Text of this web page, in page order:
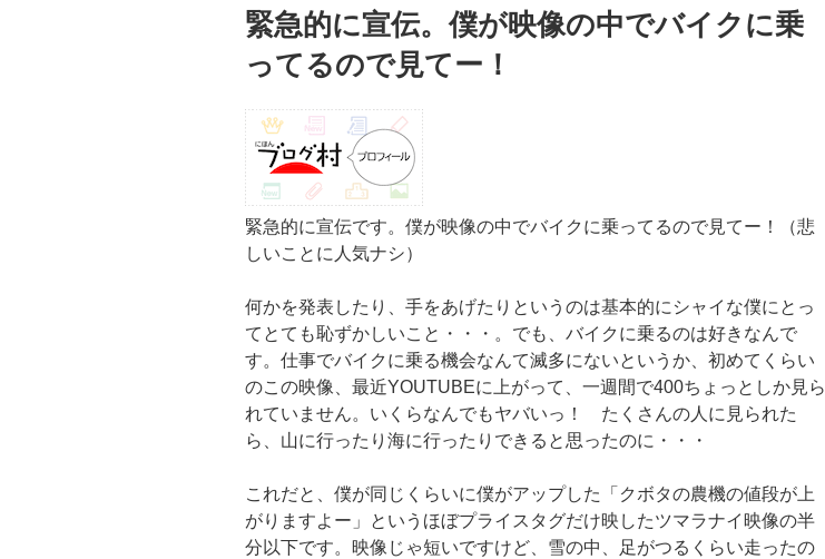
稿
日:
緊急的に宣伝。僕が映像の中でバイクに乗
ってるので見てー！
緊急的に宣伝です。僕が映像の中でバイクに乗ってるので見てー！（悲
しいことに人気ナシ）
何かを発表したり、手をあげたりというのは基本的にシャイな僕にとっ
てとても恥ずかしいこと・・・。でも、バイクに乗るのは好きなんで
す。仕事でバイクに乗る機会なんて滅多にないというか、初めてくらい
のこの映像、最近YOUTUBEに上がって、一週間で400ちょっとしか見ら
れていません。いくらなんでもヤバいっ！ たくさんの人に見られた
ら、山に行ったり海に行ったりできると思ったのに・・・
これだと、僕が同じくらいに僕がアップした「クボタの農機の値段が上
がりますよー」というほぼプライスタグだけ映したツマラナイ映像の半
分以下です。映像じゃ短いですけど、雪の中、足がつるくらい走ったの